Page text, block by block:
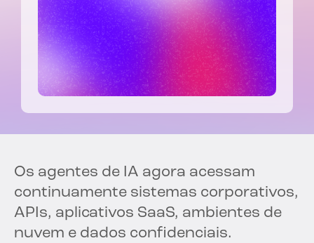
Os agentes de IA agora acessam
continuamente sistemas corporativos,
APIs, aplicativos SaaS, ambientes de
nuvem e dados confidenciais.